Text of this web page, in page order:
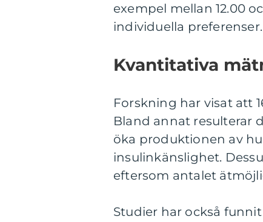
exempel mellan 12.00
individuella preferenser.
Kvantitativa
Forskning har visat att
Bland annat resulterar
öka produktionen av
insulinkänslighet.
eftersom antalet
Studier har också